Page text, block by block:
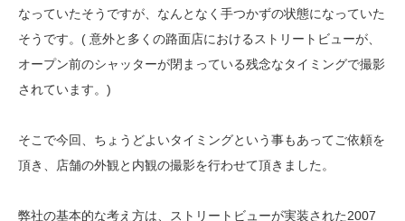
なっていたそうですが、なんとなく手つかずの状態になっていた
そうです。( 意外と多くの路面店におけるストリートビューが、
オープン前のシャッターが閉まっている残念なタイミングで撮影
されています。)
そこで今回、ちょうどよいタイミングという事もあってご依頼を
頂き、店舗の外観と内観の撮影を行わせて頂きました。
弊社の基本的な考え方は、ストリートビューが実装された2007